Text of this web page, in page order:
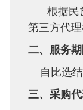
根据民
第三方代
二、服务
自比选
三、采购